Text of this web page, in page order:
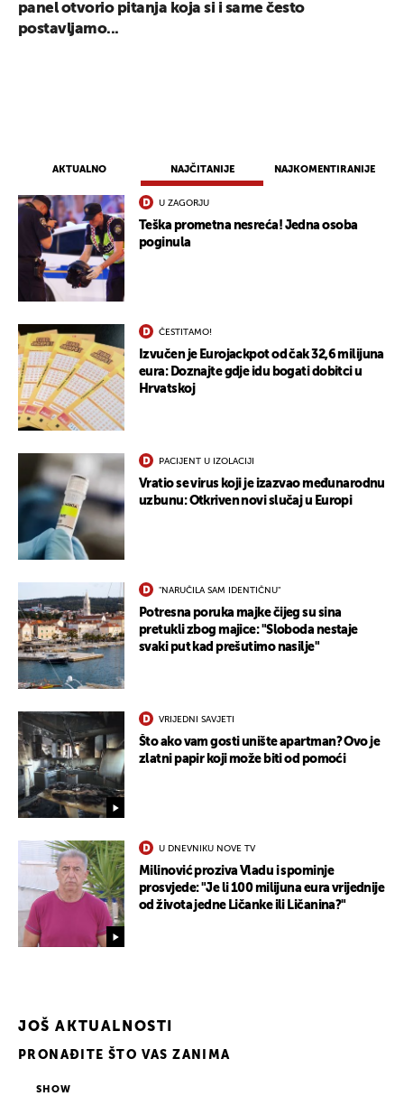
AKTUALNO NAJČITANIJE NAJKOMENTIRANIJE
U ZAGORJU
Teška prometna nesreća! Jedna osoba
poginula
ČESTITAMO!
Izvučen je Eurojackpot od čak 32,6 milijuna
eura: Doznajte gdje idu bogati dobitci u
Hrvatskoj
PACIJENT U IZOLACIJI
Vratio se virus koji je izazvao međunarodnu
uzbunu: Otkriven novi slučaj u Europi
"NARUČILA SAM IDENTIČNU"
Potresna poruka majke čijeg su sina
pretukli zbog majice: "Sloboda nestaje
svaki put kad prešutimo nasilje"
VRIJEDNI SAVJETI
Što ako vam gosti unište apartman? Ovo je
zlatni papir koji može biti od pomoći
U DNEVNIKU NOVE TV
Milinović proziva Vladu i spominje
prosvjede: "Je li 100 milijuna eura vrijednije
od života jedne Ličanke ili Ličanina?"
JOŠ AKTUALNOSTI
panel otvorio pitanja koja si i same često
postavljamo...
PRONAĐITE ŠTO VAS ZANIMA
SHOW